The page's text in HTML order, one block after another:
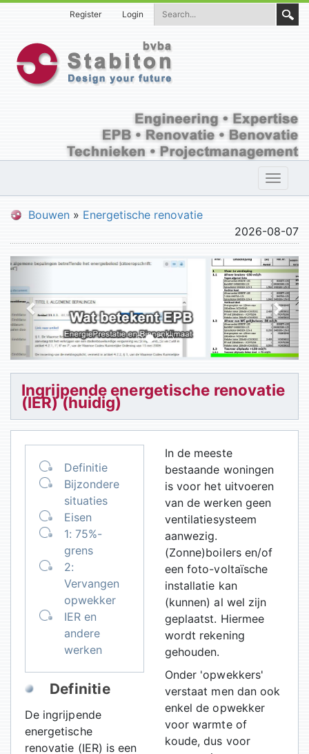
Register Login
Toggle
Bouwen » Energetische renovatie
2026-08-07
P
v
i
o
u
s
N
e
x
t
Ingrijpende energetische renovatie
(IER) (huidig)
Definitie
Bijzondere
situaties
Eisen
1: 75%-
grens
2:
Vervangen
opwekker
IER en
andere
werken
Definitie
De ingrijpende
energetische
renovatie (IER) is een
In de meeste
bestaande woningen
is voor het uitvoeren
van de werken geen
ventilatiesysteem
aanwezig.
(Zonne)boilers en/of
een foto-voltaïsche
installatie kan
(kunnen) al wel zijn
geplaatst. Hiermee
wordt rekening
gehouden.
Onder 'opwekkers'
verstaat men dan ook
enkel de opwekker
voor warmte of
koude, dus voor